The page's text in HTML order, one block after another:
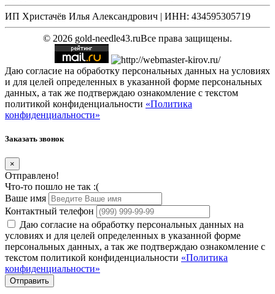
ИП Христачёв Илья Александрович | ИНН: 434595305719
© 2026 gold-needle43.ruВсе права защищены.
Даю согласие на обработку персональных данных на условиях
и для целей определенных в указанной форме персональных
данных, а так же подтверждаю ознакомление с текстом
политикой конфиденциальности «Политика
конфиденциальности»
Заказать звонок
×
Отправлено!
Что-то пошло не так :(
Ваше имя
Контактный телефон
Даю согласие на обработку персональных данных на
условиях и для целей определенных в указанной форме
персональных данных, а так же подтверждаю ознакомление с
текстом политикой конфиденциальности «Политика
конфиденциальности»
Отправить